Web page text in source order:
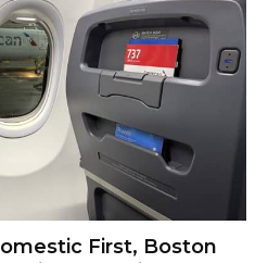
First, Boston